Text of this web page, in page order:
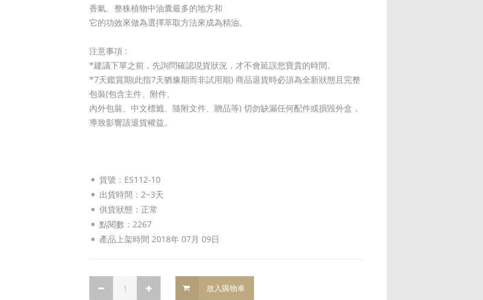
香氣、整株植物中油囊最多的地方和
它的功效來做為選擇萃取方法來成為精油。
注意事項 :
*建議下單之前，先詢問確認現貨狀況，才不會延誤您寶貴的時間。
*7天鑑賞期(此指7天猶豫期而非試用期) 商品退貨時必須為全新狀態且完整
包裝(包含主件、附件、
內外包裝、中文標籤、隨附文件、贈品等) 切勿缺漏任何配件或損毀外盒，
導致影響該退貨權益。
貨號：ES112-10
出貨時間：2~3天
供貨狀態： 正常
點閱數：2267
產品上架時間 2018年 07月 09日
放入購物車